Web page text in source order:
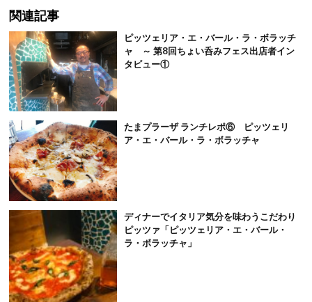
関連記事
ピッツェリア・エ・バール・ラ・ボラッチ
ャ ～ 第8回ちょい呑みフェス出店者イン
タビュー①
たまプラーザ ランチレポ⑥ ピッツェリ
ア・エ・バール・ラ・ボラッチャ
ディナーでイタリア気分を味わうこだわり
ピッツァ「ピッツェリア・エ・バール・
ラ・ボラッチャ」